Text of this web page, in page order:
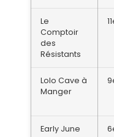
Le
Comptoir
des
Résistants
Lolo Cave à
Manger
Early June